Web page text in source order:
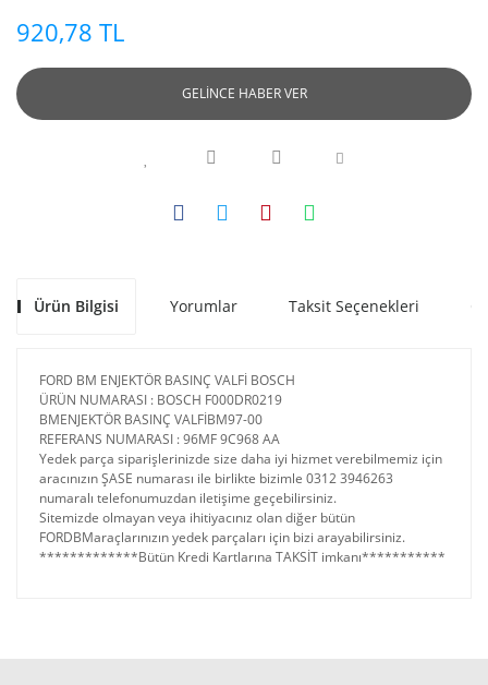
920,78 TL
GELİNCE HABER VER
Ürün Bilgisi Yorumlar Taksit Seçenekleri
FORD BM ENJEKTÖR BASINÇ VALFİ BOSCH
ÜRÜN NUMARASI : BOSCH F000DR0219
BMENJEKTÖR BASINÇ VALFİBM97-00
REFERANS NUMARASI : 96MF 9C968 AA
Yedek parça siparişlerinizde size daha iyi hizmet verebilmemiz için
aracınızın ŞASE numarası ile birlikte bizimle 0312 3946263
numaralı telefonumuzdan iletişime geçebilirsiniz.
Sitemizde olmayan veya ihitiyacınız olan diğer bütün
FORDBMaraçlarınızın yedek parçaları için bizi arayabilirsiniz.
*************Bütün Kredi Kartlarına TAKSİT imkanı***********